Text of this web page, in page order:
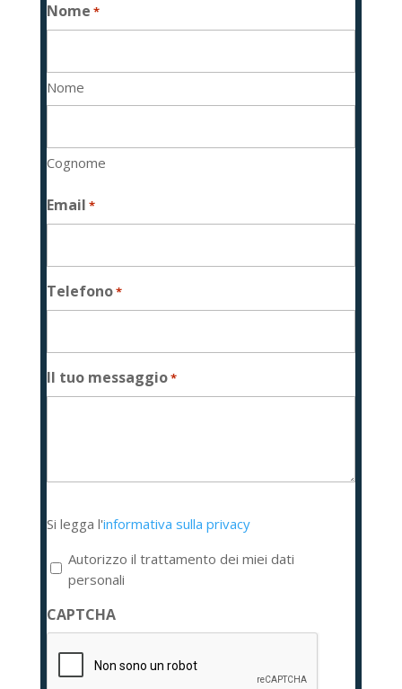
Nome *
Nome
Cognome
Email *
Telefono*
Il tuo messaggio*
legga
l'informativa
sulla
privacy
*
Si legga l'informativa sulla privacy
Autorizzo il trattamento dei miei dati
personali
CAPTCHA